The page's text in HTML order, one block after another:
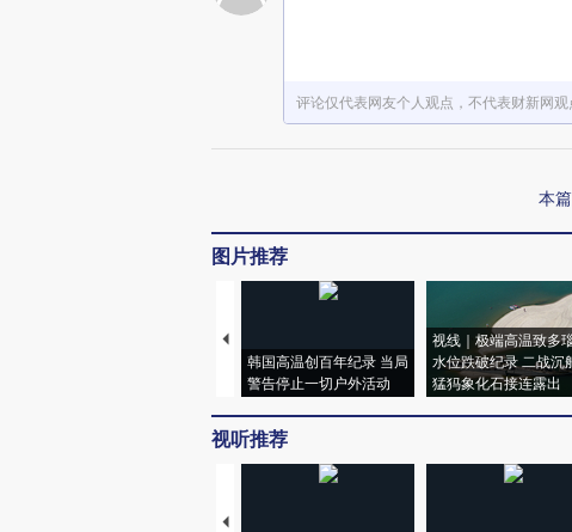
评论仅代表网友个人观点，不代表财新网观
本
图片推荐
韩国高温创百年纪录 当局
警告停止一切户外活动
视线｜极端高温致多
水位跌破纪录 二战沉
猛犸象化石接连露出
视听推荐